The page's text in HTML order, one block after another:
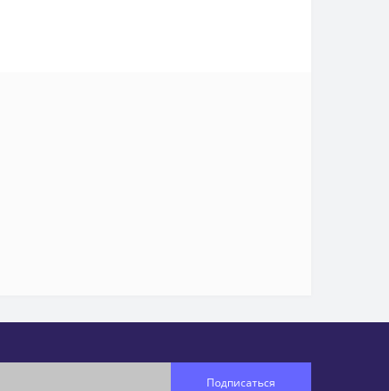
Подписаться